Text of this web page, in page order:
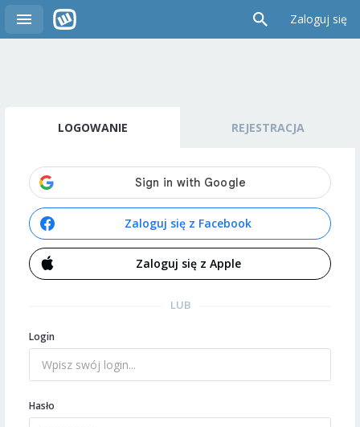
Zaloguj się
LOGOWANIE REJESTRACJA
Zaloguj się z Facebook
Zaloguj się z Apple
LUB
Login
Hasło